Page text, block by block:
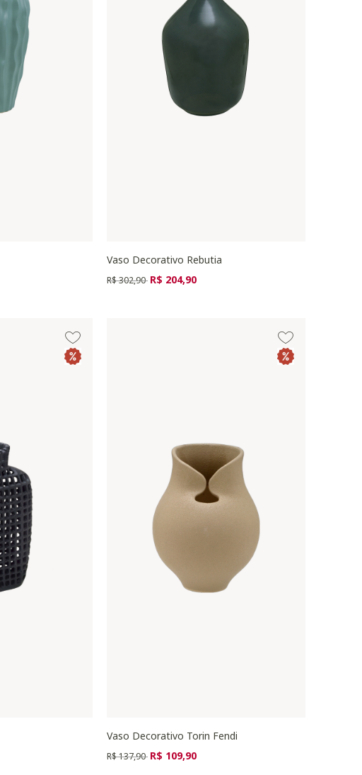
Vaso Decorativo Rebutia
Preço reduzido de
R$ 302,90 para
R$ 204,90
Vaso Decorativo Torin Fendi
Preço reduzido de
R$ 137,90 para
R$ 109,90